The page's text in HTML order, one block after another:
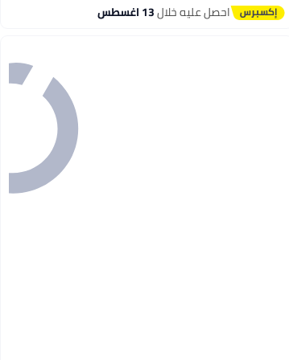
احصل عليه خلال13 اغسطس